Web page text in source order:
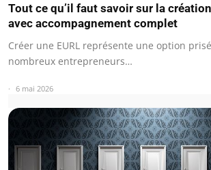
Tout ce qu’il faut savoir sur la création
avec accompagnement complet
Créer une EURL représente une option
nombreux entrepreneurs…
6 mai 2026